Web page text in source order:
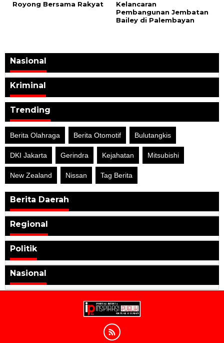
Royong Bersama Rakyat
Kelancaran
Pembangunan Jembatan
Bailey di Palembayan
Nasional
Kriminal
Trending
Berita Olahraga Berita Otomotif Bulutangkis
DKI Jakarta Gerindra Kejahatan Mitsubishi
New Zealand Nissan Tag Berita
Berita Daerah
Regional
Politik
Nasional